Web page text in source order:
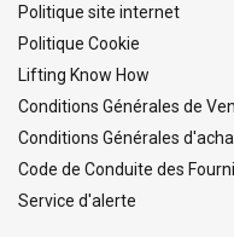
Politique site internet
Politique Cookie
Lifting Know How
Conditions Générales de
Conditions Générales
Code de Conduite des
Service d'alerte